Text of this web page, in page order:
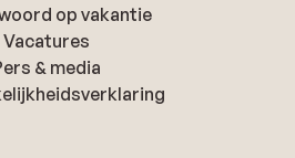
op vakantie
Vacatures
& media